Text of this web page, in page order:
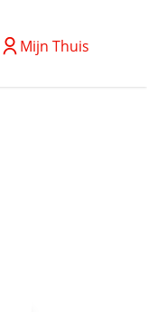
Mijn Thuis